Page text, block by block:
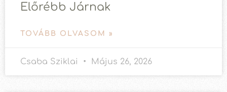
Előrébb Járnak
TOVÁBB OLVASOM »
Csaba Sziklai Május 26, 2026